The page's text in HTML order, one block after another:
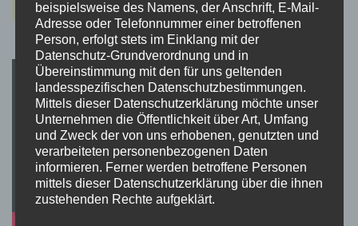
beispielsweise des Namens, der Anschrift, E-Mail-
Adresse oder Telefonnummer einer betroffenen
Person, erfolgt stets im Einklang mit der
Datenschutz-Grundverordnung und in
Übereinstimmung mit den für uns geltenden
landesspezifischen Datenschutzbestimmungen.
Mittels dieser Datenschutzerklärung möchte unser
Unternehmen die Öffentlichkeit über Art, Umfang
und Zweck der von uns erhobenen, genutzten und
verarbeiteten personenbezogenen Daten
informieren. Ferner werden betroffene Personen
mittels dieser Datenschutzerklärung über die ihnen
zustehenden Rechte aufgeklärt.